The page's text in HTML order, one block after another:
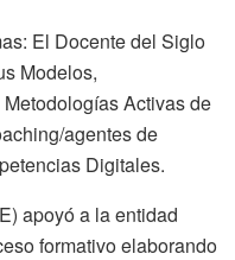
El Docente del Siglo
Modelos,
Activas de
agentes de
Digitales.
apoyó a la entidad
formativo elaborando